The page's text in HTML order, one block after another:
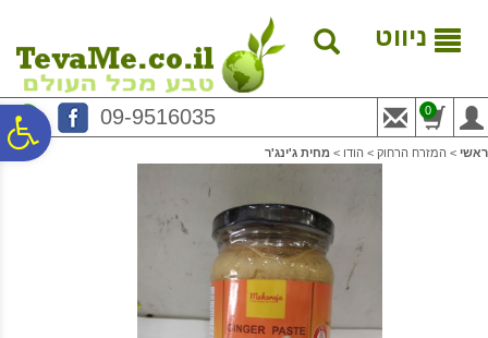
נגישות
המרכזי
ניווט
09-9516035 0
ראשי > המזרח הרחוק > הודו > מחית ג'ינג'ר